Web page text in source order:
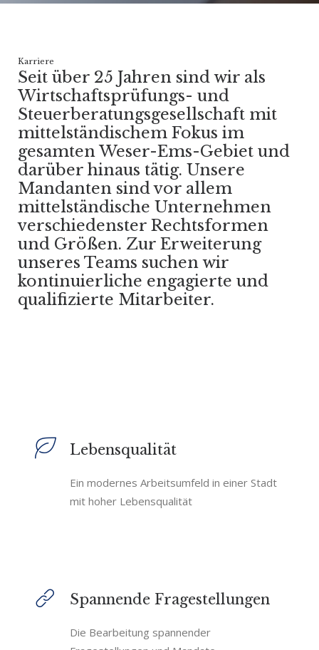
Karriere
Seit über 25 Jahren sind wir als
Wirtschaftsprüfungs- und
Steuerberatungsgesellschaft mit
mittelständischem Fokus im
gesamten Weser-Ems-Gebiet und
darüber hinaus tätig. Unsere
Mandanten sind vor allem
mittelständische Unternehmen
verschiedenster Rechtsformen
und Größen. Zur Erweiterung
unseres Teams suchen wir
kontinuierliche engagierte und
qualifizierte Mitarbeiter.
Lebensqualität
Ein modernes Arbeitsumfeld in einer Stadt
mit hoher Lebensqualität
Spannende Fragestellungen
Die Bearbeitung spannender